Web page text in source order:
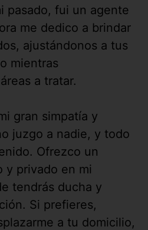
pasado, fui un agente
me dedico a brindar
ajustándonos a tus
mientras
a tratar.
gran simpatía y
juzgo a nadie, y todo
Ofrezco un
y privado en mi
tendrás ducha y
Si prefieres,
a tu domicilio,